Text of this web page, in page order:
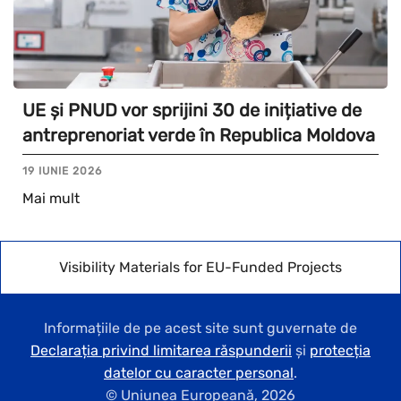
UE și PNUD vor sprijini 30 de inițiative de
antreprenoriat verde în Republica Moldova
19 IUNIE 2026
Mai mult
Visibility Materials for EU-Funded Projects
Informațiile de pe acest site sunt guvernate de
Declarația privind limitarea răspunderii și protecția
datelor cu caracter personal.
© Uniunea Europeană, 2026